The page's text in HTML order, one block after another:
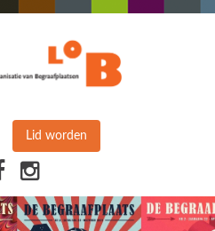
Lid worden